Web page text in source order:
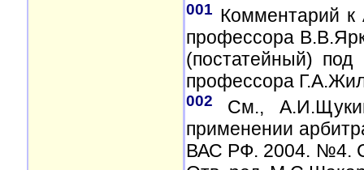
001 Комментарий
профессора
(постатейный)
профессора
002
См.,
применении
ВАС РФ. 2004. №4.